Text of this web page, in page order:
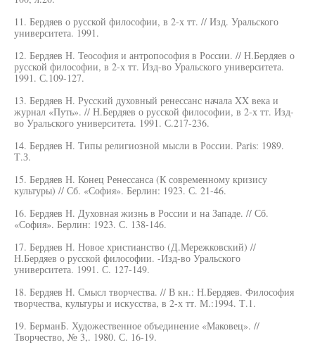
11. Бердяев о русской философии, в 2-х тт. // Изд. Уральского
университета. 1991.
12. Бердяев Н. Теософия и антропософия в России. // Н.Бердяев о
русской философии, в 2-х тт. Изд-во Уральского университета.
1991. С.109-127.
13. Бердяев Н. Русский духовный ренессанс начала XX века и
журнал «Путь». // Н.Бердяев о русской философии, в 2-х тт. Изд-
во Уральского университета. 1991. С.217-236.
14. Бердяев Н. Типы религиозной мысли в России. Paris: 1989.
Т.З.
15. Бердяев Н. Конец Ренессанса (К современному кризису
культуры) // Сб. «София». Берлин: 1923. С. 21-46.
16. Бердяев Н. Духовная жизнь в России и на Западе. // Сб.
«София». Берлин: 1923. С. 138-146.
17. Бердяев Н. Новое христианство (Д.Мережковский) //
Н.Бердяев о русской философии. -Изд-во Уральского
университета. 1991. С. 127-149.
18. Бердяев Н. Смысл творчества. // В кн.: Н.Бердяев. Философия
творчества, культуры и искусства, в 2-х тт. М.:1994. Т.1.
19. БерманБ. Художественное объединение «Маковец». //
Творчество, № 3,. 1980. С. 16-19.